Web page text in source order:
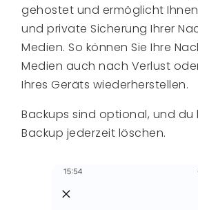
gehostet und ermöglicht
und private Sicherung Ihrer
Medien. So können Sie Ihre
Medien auch nach Verlust
Ihres Geräts wiederherstellen.
Backups sind optional, und du
Backup jederzeit löschen.